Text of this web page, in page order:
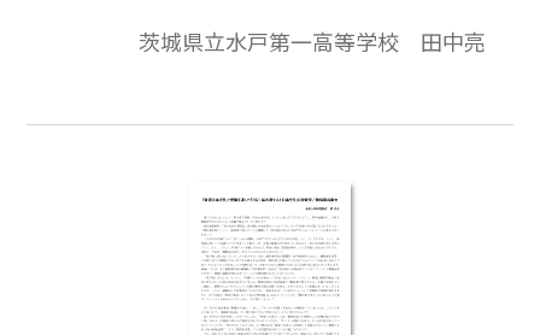
は 3 分の 1 程度に抑えられた。東南アジ
アニアからも 3 問出題された。年代のバラ
比べて多く、特に古代史からの出題は少な
かった。また、政治史が多くを占め、文化
史からの出題は 1 問だけであった。
茨城県立水戸第一高等学校 田中亮